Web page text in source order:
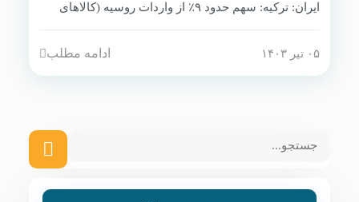
ایران: ترکیه: سهم حدود ۹٪ از واردات روسیه (کالاهای
حدود ۲٪ اما در حال رشد (محصولات کشاورزی،
۰۵ تیر ۱۴۰۳ ادامه مطلب